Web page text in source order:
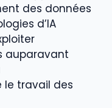
des données
d’IA
auparavant
le travail des